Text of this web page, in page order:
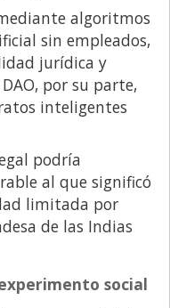
algoritmos
sin empleados,
jurídica y
por su parte,
inteligentes
podría
al que significó
limitada por
de las Indias
social